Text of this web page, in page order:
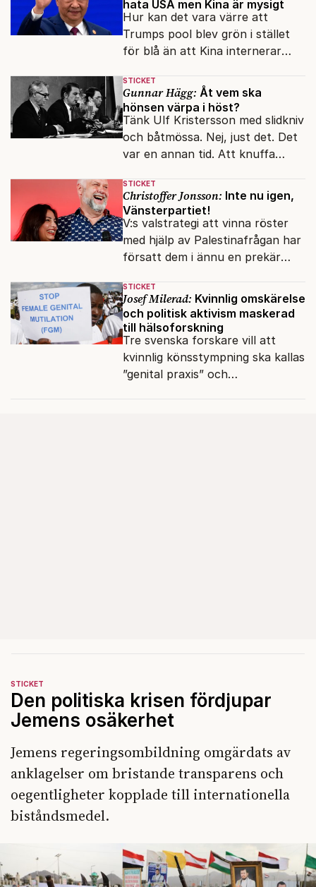
hata USA men Kina är mysigt
Hur kan det vara värre att
Trumps pool blev grön i stället
för blå än att Kina internerar
omskolningsläger?
STICKET
Gunnar Hägg: Åt vem ska
hönsen värpa i höst?
Tänk Ulf Kristersson med slidkniv
och båtmössa. Nej, just det. Det
var en annan tid. Att knuffa
otänkbart.
STICKET
Christoffer Jonsson: Inte nu igen,
Vänsterpartiet!
V:s valstrategi att vinna röster
med hjälp av Palestinafrågan har
försatt dem i ännu en prekär
terrorvurm.
STICKET
Josef Milerad: Kvinnlig omskärelse
och politisk aktivism maskerad
till hälsoforskning
Tre svenska forskare vill att
kvinnlig könsstympning ska kallas
”genital praxis” och
STICKET
Den politiska krisen fördjupar
Jemens osäkerhet
Jemens regeringsombildning omgärdats av
anklagelser om bristande transparens och
oegentligheter kopplade till internationella
biståndsmedel.